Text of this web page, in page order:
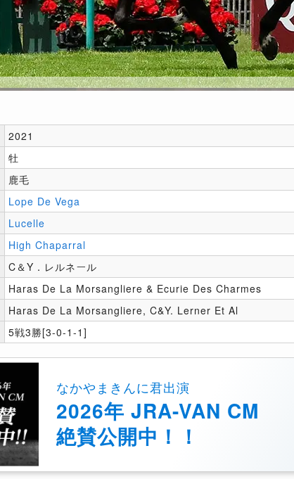
2021
牡
鹿毛
Lope De Vega
Lucelle
High Chaparral
C＆Y．レルネール
Haras De La Morsangliere & Ecurie Des Charmes
Haras De La Morsangliere, C&Y. Lerner Et Al
5戦3勝[3-0-1-1]
なかやまきんに君出演
2026年 JRA-VAN CM
絶賛公開中！！